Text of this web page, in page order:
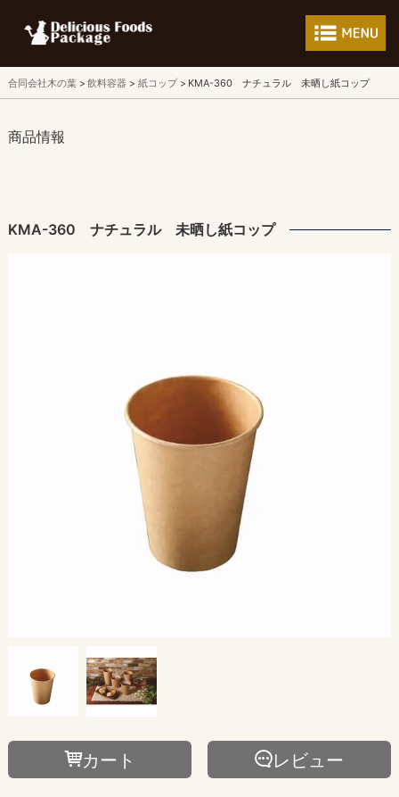
フードパッケー
合同会社木の葉 飲料容器 紙コップ KMA-360 ナチュラル 未晒し紙コップ
商品情報
KMA-360 ナチュラル 未晒し紙コップ
カート レビュー